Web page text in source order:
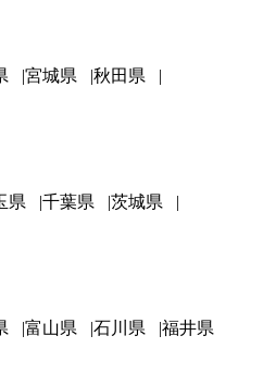
宮城県
秋田県
県 千葉県
茨城県
富山県 石川県 福井県